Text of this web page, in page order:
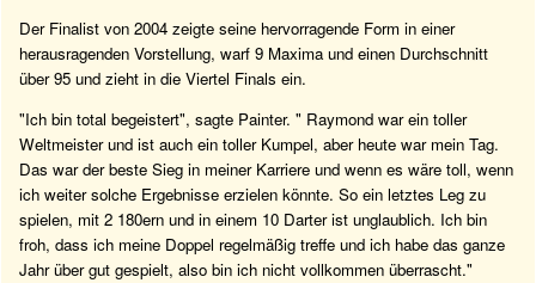
Der Finalist von 2004 zeigte seine hervorragende Form in einer
herausragenden Vorstellung, warf 9 Maxima und einen Durchschnitt
über 95 und zieht in die Viertel Finals ein.
"Ich bin total begeistert", sagte Painter. " Raymond war ein toller
Weltmeister und ist auch ein toller Kumpel, aber heute war mein Tag.
Das war der beste Sieg in meiner Karriere und wenn es wäre toll, wenn
ich weiter solche Ergebnisse erzielen könnte. So ein letztes Leg zu
spielen, mit 2 180ern und in einem 10 Darter ist unglaublich. Ich bin
froh, dass ich meine Doppel regelmäßig treffe und ich habe das ganze
Jahr über gut gespielt, also bin ich nicht vollkommen überrascht."